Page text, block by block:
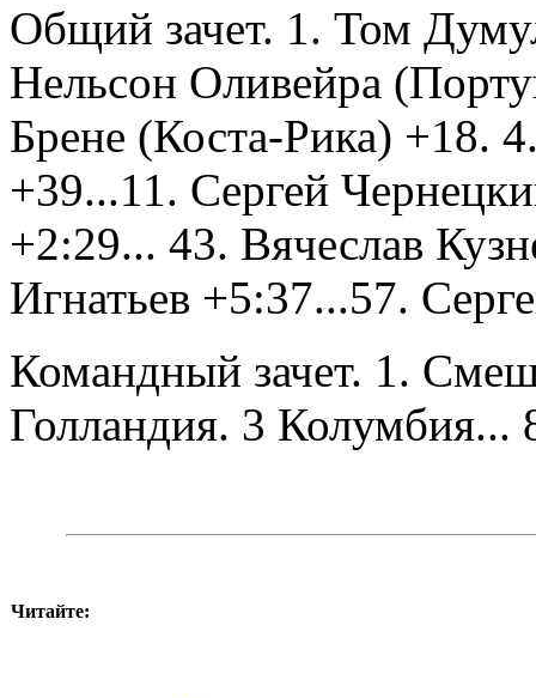
Общий зачет. 1. Том
Нельсон Оливейра
Брене (Коста-Рика) +18.
+39...11. Сергей
+2:29... 43. Вячеслав
Игнатьев +5:37...57.
Командный зачет. 1.
Голландия. 3 Колумбия...
Читайте: